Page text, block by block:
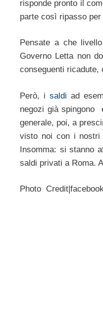
risponde pronto il
parte così ripasso
Pensate a che
Governo Letta non
conseguenti ricadute,
Però, i saldi ad
negozi già spingono
generale, poi, a
visto noi con i
Insomma: si stanno
saldi privati a Roma.
Photo